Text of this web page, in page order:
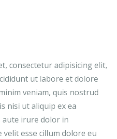
consectetur adipisicing elit,
ut labore et dolore
veniam, quis nostrud
nisi ut aliquip ex ea
aute irure dolor in
esse cillum dolore eu